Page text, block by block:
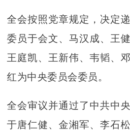
全会按照党章规定，决定
委员于会文、马汉成、王
王庭凯、王新伟、韦韬、
红为中央委员会委员。
全会审议并通过了中共中
于唐仁健、金湘军、李石